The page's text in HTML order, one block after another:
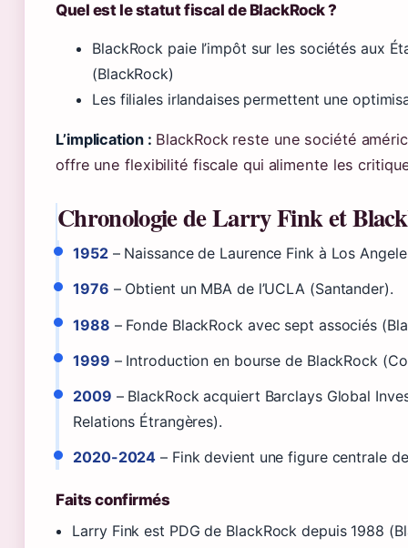
Quel est le statut fiscal de BlackRock ?
BlackRock paie l’impôt sur les sociétés aux
(BlackRock)
Les filiales irlandaises permettent une
L’implication : BlackRock reste une société
offre une flexibilité fiscale qui alimente les
Chronologie de Larry Fink et
1952– Naissance de Laurence Fink à Los
1976 – Obtient un MBA de l’UCLA (Santander).
1988 – Fonde BlackRock avec sept associés
1999 – Introduction en bourse de BlackRock
2009 – BlackRock acquiert Barclays Global
Relations Étrangères).
2020-2024 – Fink devient une figure centrale
Faits confirmés
Larry Fink est PDG de BlackRock depuis 1988